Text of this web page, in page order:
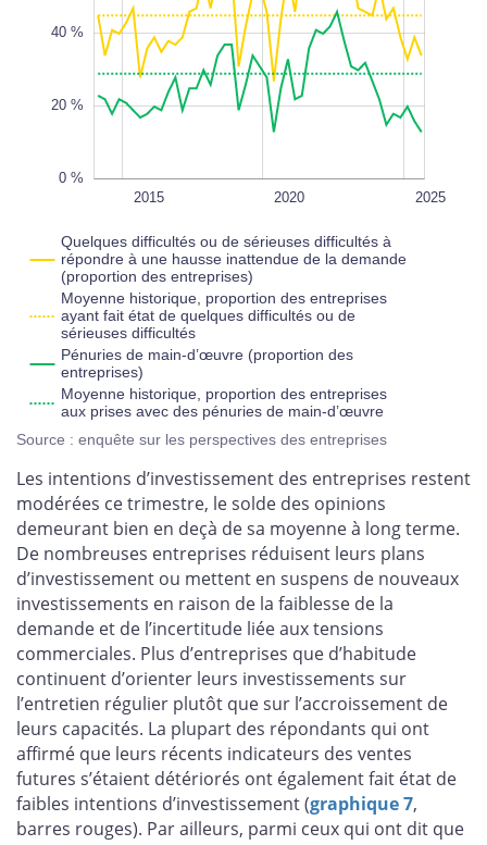
40 %
20 %
0 %
2022 2020
2018
2030 2025
2015
2026
Quelques difficultés ou de sérieuses difficultés à
répondre à une hausse inattendue de la demande
(proportion des entreprises)
Moyenne historique, proportion des entreprises
ayant fait état de quelques difficultés ou de
sérieuses difficultés
Pénuries de main-d’œuvre (proportion des
entreprises)
Moyenne historique, proportion des entreprises
aux prises avec des pénuries de main-d’œuvre
Source : enquête sur les perspectives des entreprises
Les intentions d’investissement des entreprises restent
modérées ce trimestre, le solde des opinions
demeurant bien en deçà de sa moyenne à long terme.
De nombreuses entreprises réduisent leurs plans
d’investissement ou mettent en suspens de nouveaux
investissements en raison de la faiblesse de la
demande et de l’incertitude liée aux tensions
commerciales. Plus d’entreprises que d’habitude
continuent d’orienter leurs investissements sur
l’entretien régulier plutôt que sur l’accroissement de
leurs capacités. La plupart des répondants qui ont
affirmé que leurs récents indicateurs des ventes
futures s’étaient détériorés ont également fait état de
faibles intentions d’investissement (graphique 7,
barres rouges). Par ailleurs, parmi ceux qui ont dit que